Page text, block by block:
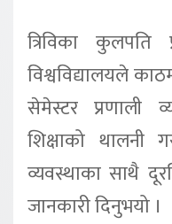
त्रिविका कुलपति
विश्वविद्यालयले
सेमेस्टर प्रणाली
शिक्षाको थालनी
व्यवस्थाका साथै
जानकारी दिनुभयो ।